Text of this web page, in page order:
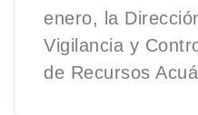
enero, la
Vigilancia y
de Recursos